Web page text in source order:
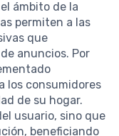
ámbito de la
permiten a las
que
anuncios. Por
los consumidores
de su hogar.
usuario, sino que
beneficiando